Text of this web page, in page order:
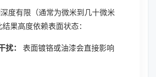
度有限（通常为微米到几十微米
果高度依赖表面状态：
扰：
表面镀铬或油漆会直接影响